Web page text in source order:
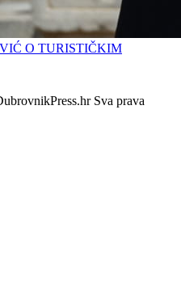
O TURISTIČKIM
Sva prava